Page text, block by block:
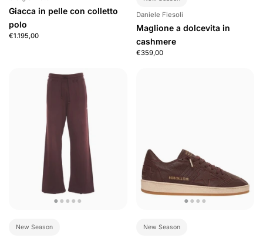
Giacca in pelle con colletto
polo
€1.195,00
Daniele Fiesoli
Maglione a dolcevita in
cashmere
€359,00
New Season New Season